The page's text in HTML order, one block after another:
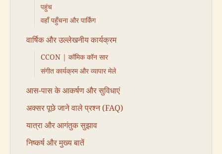
पहुंच
वहाँ पहुँचना और पार्किंग
वार्षिक और उल्लेखनीय कार्यक्रम
CCON | कॉमिक कॉन सार
संगीत कार्यक्रम और व्यापार मेले
आस-पास के आकर्षण और सुविधाएं
अक्सर पूछे जाने वाले प्रश्न (FAQ)
यात्रा और आगंतुक सुझाव
निष्कर्ष और मुख्य बातें